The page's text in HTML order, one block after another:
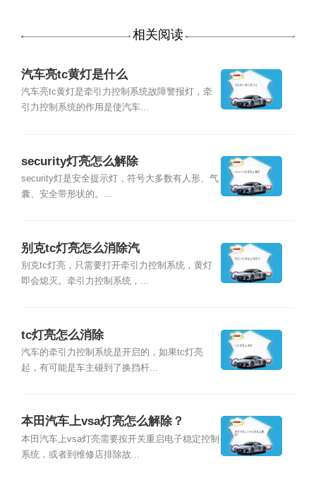
相关阅读
汽车亮tc黄灯是什么
汽车亮tc黄灯是牵引力控制系统故障警报灯，牵
引力控制系统的作用是使汽车...
security灯亮怎么解除
security灯是安全提示灯，符号大多数有人形、气
囊、安全带形状的。...
别克tc灯亮怎么消除汽
别克tc灯亮，只需要打开牵引力控制系统，黄灯
即会熄灭。牵引力控制系统，...
tc灯亮怎么消除
汽车的牵引力控制系统是开启的，如果tc灯亮
起，有可能是车主碰到了换挡杆...
本田汽车上vsa灯亮怎么解除？
本田汽车上vsa灯亮需要按开关重启电子稳定控制
系统，或者到维修店排除故...